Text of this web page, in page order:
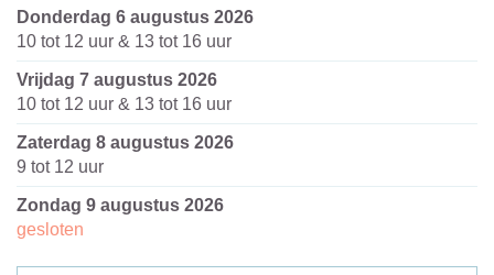
donderdag 6 augustus 2026
10 tot 12 uur & 13 tot 16 uur
vrijdag 7 augustus 2026
10 tot 12 uur & 13 tot 16 uur
zaterdag 8 augustus 2026
9 tot 12 uur
zondag 9 augustus 2026
gesloten